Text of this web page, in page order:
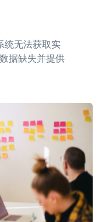
统无法获取实
据缺失并提供